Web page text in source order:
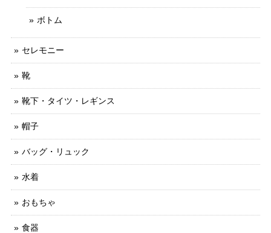
ボトム
セレモニー
靴
靴下・タイツ・レギンス
帽子
バッグ・リュック
水着
おもちゃ
食器